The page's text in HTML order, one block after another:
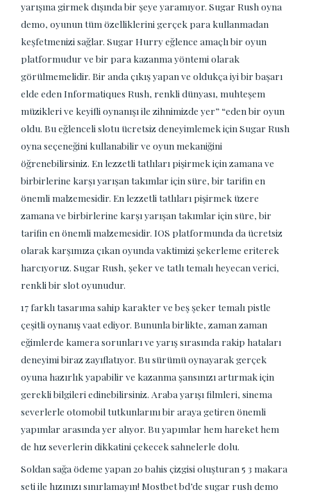
yarışına girmek dışında bir şeye yaramıyor. Sugar Rush oyna
demo, oyunun tüm özelliklerini gerçek para kullanmadan
keşfetmenizi sağlar. Sugar Hurry eğlence amaçlı bir oyun
platformudur ve bir para kazanma yöntemi olarak
görülmemelidir. Bir anda çıkış yapan ve oldukça iyi bir başarı
elde eden Informatiques Rush, renkli dünyası, muhteşem
müzikleri ve keyifli oynanışı ile zihnimizde yer” “eden bir oyun
oldu. Bu eğlenceli slotu ücretsiz deneyimlemek için Sugar Rush
oyna seçeneğini kullanabilir ve oyun mekaniğini
öğrenebilirsiniz. En lezzetli tatlıları pişirmek için zamana ve
birbirlerine karşı yarışan takımlar için süre, bir tarifin en
önemli malzemesidir. En lezzetli tatlıları pişirmek üzere
zamana ve birbirlerine karşı yarışan takımlar için süre, bir
tarifin en önemli malzemesidir. IOS platformunda da ücretsiz
olarak karşımıza çıkan oyunda vaktimizi şekerleme eriterek
harcıyoruz. Sugar Rush, şeker ve tatlı temalı heyecan verici,
renkli bir slot oyunudur.
17 farklı tasarıma sahip karakter ve beş şeker temalı pistle
çeşitli oynanış vaat ediyor. Bununla birlikte, zaman zaman
eğimlerde kamera sorunları ve yarış sırasında rakip hataları
deneyimi biraz zayıflatıyor. Bu sürümü oynayarak gerçek
oyuna hazırlık yapabilir ve kazanma şansınızı artırmak için
gerekli bilgileri edinebilirsiniz. Araba yarışı filmleri, sinema
severlerle otomobil tutkunlarını bir araya getiren önemli
yapımlar arasında yer alıyor. Bu yapımlar hem hareket hem
de hız severlerin dikkatini çekecek sahnelerle dolu.
Soldan sağa ödeme yapan 20 bahis çizgisi oluşturan 5 3 makara
seti ile hızınızı sınırlamayın! Mostbet bd’de sugar rush demo